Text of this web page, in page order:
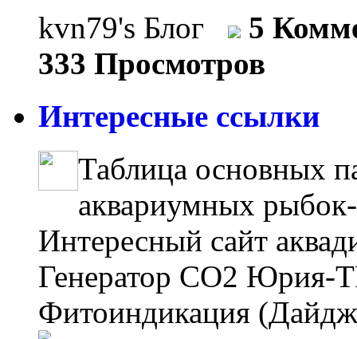
kvn79's Блог
5
333 Просмотров
Интересные ссылки
Таблица основных
аквариумных
Интересный сайт
Генератор СО2 Юрия-
Фитоиндикация